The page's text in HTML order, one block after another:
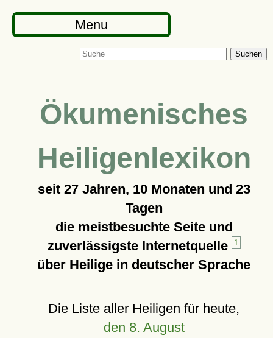
Menu
Suchen
Ökumenisches
Heiligenlexikon
seit 27 Jahren, 10 Monaten und 23
Tagen
die meistbesuchte Seite und
zuverlässigste Internetquelle
1
über Heilige in deutscher Sprache
Die Liste aller Heiligen für heute,
den 8. August